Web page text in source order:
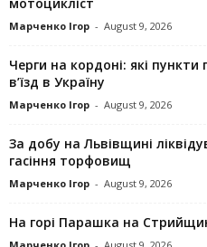
Марченко Ігор - August 9, 2026
Черги на кордоні: які
в’їзд в Україну
Марченко Ігор - August 9, 2026
За добу на Львівщині
гасіння торфовищ
Марченко Ігор - August 9, 2026
На горі Парашка на